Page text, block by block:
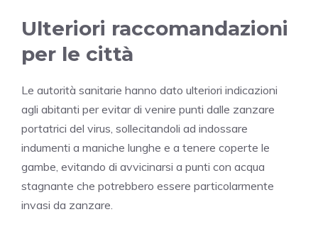
Ulteriori raccomandazioni
per le città
Le autorità sanitarie hanno dato ulteriori indicazioni
agli abitanti per evitar di venire punti dalle zanzare
portatrici del virus, sollecitandoli ad indossare
indumenti a maniche lunghe e a tenere coperte le
gambe, evitando di avvicinarsi a punti con acqua
stagnante che potrebbero essere particolarmente
invasi da zanzare.